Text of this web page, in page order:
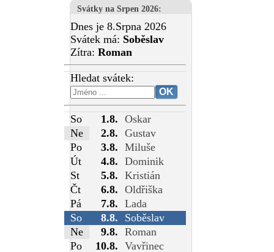
Svátky na Srpen 2026:
Dnes je 8.Srpna 2026
Svátek má: Soběslav
Zítra: Roman
Hledat svátek:
So 1.8. Oskar
Ne
2.8. Gustav
Po
3.8. Miluše
Út
4.8. Dominik
St
5.8. Kristián
Čt
6.8. Oldřiška
Pá
7.8. Lada
So
8.8.
Soběslav
Ne
9.8. Roman
Po
10.8. Vavřinec